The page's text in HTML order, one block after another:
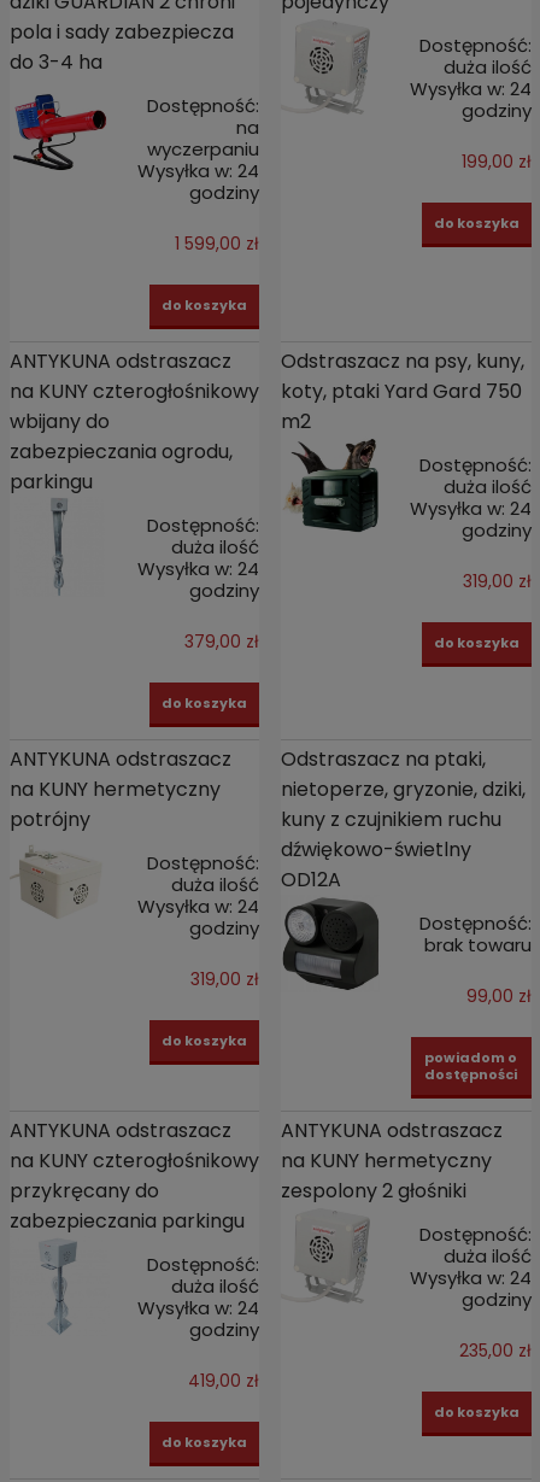
pola i sady zabezpiecza
do 3-4 ha
Dostępność:
na
wyczerpaniu
Wysyłka w: 24
godziny
1 599,00 zł
do koszyka
Dostępność:
duża ilość
Wysyłka w: 24
godziny
199,00 zł
do koszyka
ANTYKUNA odstraszacz
na KUNY czterogłośnikowy
wbijany do
zabezpieczania ogrodu,
parkingu
Dostępność:
duża ilość
Wysyłka w: 24
godziny
379,00 zł
do koszyka
Odstraszacz na psy, kuny,
koty, ptaki Yard Gard 750
m2
Dostępność:
duża ilość
Wysyłka w: 24
godziny
319,00 zł
do koszyka
ANTYKUNA odstraszacz
na KUNY hermetyczny
potrójny
Dostępność:
duża ilość
Wysyłka w: 24
godziny
319,00 zł
do koszyka
Odstraszacz na ptaki,
nietoperze, gryzonie, dziki,
kuny z czujnikiem ruchu
dźwiękowo-świetlny
OD12A
Dostępność:
brak towaru
99,00 zł
powiadom o
dostępności
ANTYKUNA odstraszacz
na KUNY czterogłośnikowy
przykręcany do
zabezpieczania parkingu
Dostępność:
duża ilość
Wysyłka w: 24
godziny
419,00 zł
do koszyka
ANTYKUNA odstraszacz
na KUNY hermetyczny
zespolony 2 głośniki
Dostępność:
duża ilość
Wysyłka w: 24
godziny
235,00 zł
do koszyka